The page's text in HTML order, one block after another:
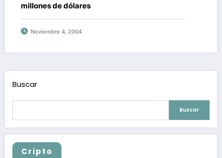
millones de dólares
Noviembre 4, 2004
Buscar
Buscar
Cripto